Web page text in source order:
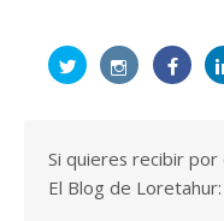
Si quieres recibir
El Blog de Loretahur: